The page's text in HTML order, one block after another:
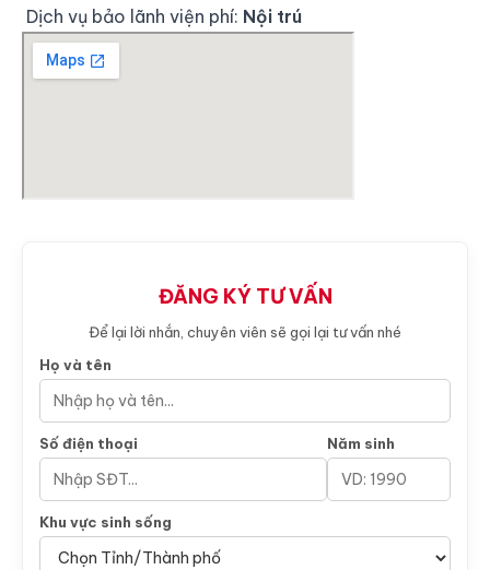
Dịch vụ bảo lãnh viện phí: Nội trú
ĐĂNG KÝ TƯ VẤN
Để lại lời nhắn, chuyên viên sẽ gọi lại tư vấn nhé
Họ và tên
Số điện thoại Năm sinh
Khu vực sinh sống